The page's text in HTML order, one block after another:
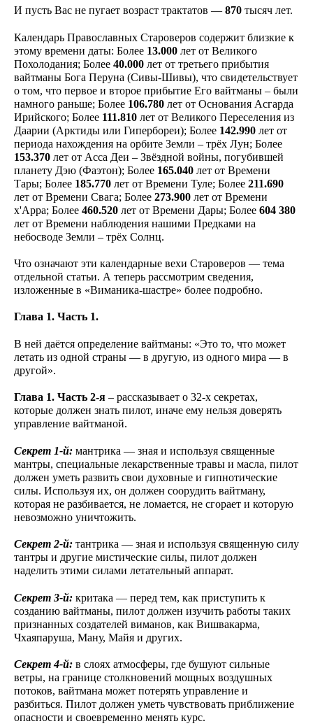
И пусть Вас не пугает возраст трактатов — 870 тысяч лет.
Календарь Православных Староверов содержит близкие к
этому времени даты: Более 13.000 лет от Великого
Похолодания; Более 40.000 лет от третьего прибытия
вайтманы Бога Перуна (Сивы-Шивы), что свидетельствует
о том, что первое и второе прибытие Его вайтманы – были
намного раньше; Более 106.780 лет от Основания Асгарда
Ирийского; Более 111.810 лет от Великого Переселения из
Даарии (Арктиды или Гипербореи); Более 142.990 лет от
периода нахождения на орбите Земли – трёх Лун; Более
153.370 лет от Асса Деи – Звёздной войны, погубившей
планету Дэю (Фаэтон); Более 165.040 лет от Времени
Тары; Более 185.770 лет от Времени Туле; Более 211.690
лет от Времени Свага; Более 273.900 лет от Времени
х'Арра; Более 460.520 лет от Времени Дары; Более 604 380
лет от Времени наблюдения нашими Предками на
небосводе Земли – трёх Солнц.
Что означают эти календарные вехи Староверов — тема
отдельной статьи. А теперь рассмотрим сведения,
изложенные в «Виманика-шастре» более подробно.
Глава 1. Часть 1.
В ней даётся определение вайтманы: «Это то, что может
летать из одной страны — в другую, из одного мира — в
другой».
Глава 1. Часть 2-я – рассказывает о 32-х секретах,
которые должен знать пилот, иначе ему нельзя доверять
управление вайтманой.
Секрет 1-й: мантрика — зная и используя священные
мантры, специальные лекарственные травы и масла, пилот
должен уметь развить свои духовные и гипнотические
силы. Используя их, он должен соорудить вайтману,
которая не разбивается, не ломается, не сгорает и которую
невозможно уничтожить.
Секрет 2-й: тантрика — зная и используя священную силу
тантры и другие мистические силы, пилот должен
наделить этими силами летательный аппарат.
Секрет 3-й: критака — перед тем, как приступить к
созданию вайтманы, пилот должен изучить работы таких
признанных создателей виманов, как Вишвакарма,
Чхаяпаруша, Ману, Майя и других.
Секрет 4-й: в слоях атмосферы, где бушуют сильные
ветры, на границе столкновений мощных воздушных
потоков, вайтмана может потерять управление и
разбиться. Пилот должен уметь чувствовать приближение
опасности и своевременно менять курс.